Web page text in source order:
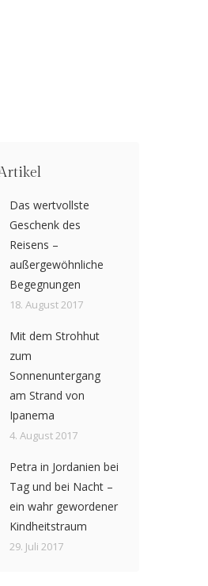
Das wertvollste
Geschenk des
Reisens –
außergewöhnliche
Begegnungen
18. August 2017
Mit dem Strohhut
zum
Sonnenuntergang
am Strand von
Ipanema
4. August 2017
Petra in Jordanien bei
Tag und bei Nacht –
ein wahr gewordener
Kindheitstraum
29. Juli 2017